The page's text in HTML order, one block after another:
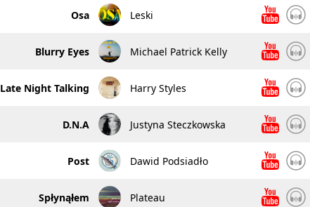
Osa Leski
Blurry Eyes Michael Patrick Kelly
Late Night Talking Harry Styles
D.N.A Justyna Steczkowska
Post Dawid Podsiadło
Spłynąłem Plateau